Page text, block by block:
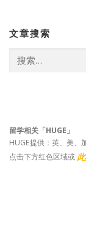
文章搜索
索：
留学相关「HUGE」
HUGE提供：英、美、
点击下方红色区域或